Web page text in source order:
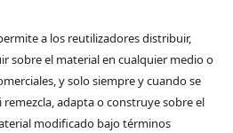
a los reutilizadores distribuir,
sobre el material en cualquier medio o
y solo siempre y cuando se
remezcla, adapta o construye sobre el
modificado bajo términos